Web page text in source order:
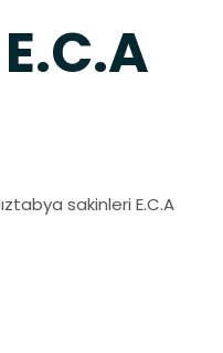
sakinleri E.C.A